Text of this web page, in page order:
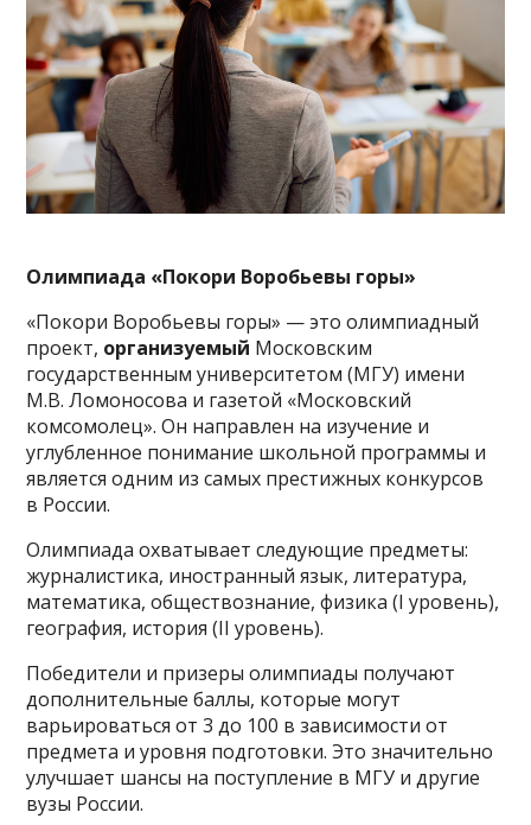
Олимпиада «Покори Воробьевы горы»
«Покори Воробьевы горы» — это олимпиадный
проект, организуемый Московским
государственным университетом (МГУ) имени
М.В. Ломоносова и газетой «Московский
комсомолец». Он направлен на изучение и
углубленное понимание школьной программы и
является одним из самых престижных конкурсов
в России.
Олимпиада охватывает следующие предметы:
журналистика, иностранный язык, литература,
математика, обществознание, физика (I уровень),
география, история (II уровень).
Победители и призеры олимпиады получают
дополнительные баллы, которые могут
варьироваться от 3 до 100 в зависимости от
предмета и уровня подготовки. Это значительно
улучшает шансы на поступление в МГУ и другие
вузы России.